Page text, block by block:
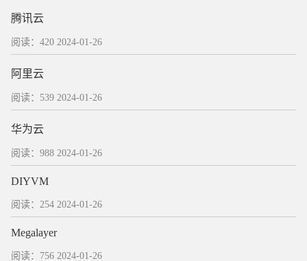
腾讯云
阅读：420 2024-01-26
阿里云
阅读：539 2024-01-26
华为云
阅读：988 2024-01-26
DIYVM
阅读：254 2024-01-26
Megalayer
阅读：756 2024-01-26